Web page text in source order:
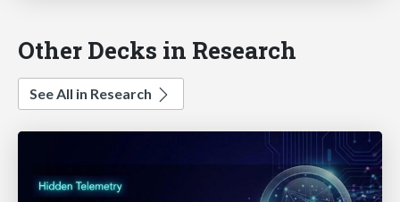
Other Decks in Research
See All in Research